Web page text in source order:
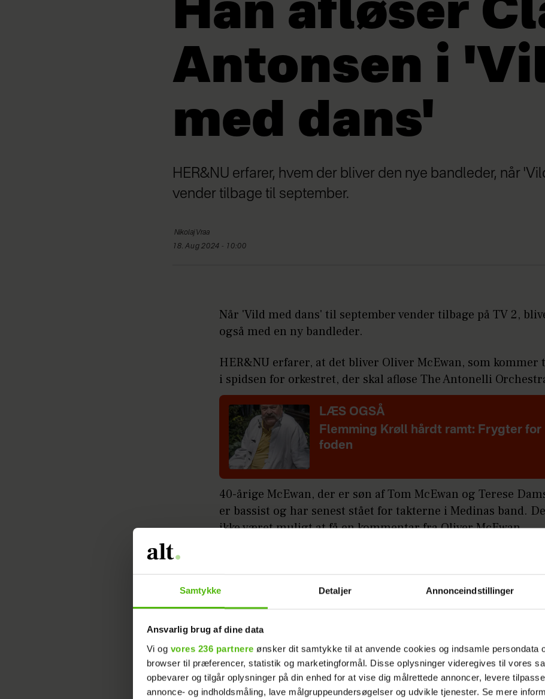
Samtykke Detaljer Annonceindstillinger
Ansvarlig brug af dine data
Vi og vores 236 partnere ønsker dit samtykke til at anvende cookies og indsamle persondata
browser til præferencer, statistik og marketingformål. Disse oplysninger videregives til vores
opbevarer og tilgår oplysninger på din enhed for at vise dig målrettede annoncer, levere
annonce- og indholdsmåling, lave målgruppeundersøgelser og udvikle tjenester. Se mere
Han afløser
Antonsen i
med dans'
HER&NU erfarer, hvem der bliver den nye bandleder, når
vender tilbage til september.
Nikolaj Vraa
18. Aug 2024 - 10:00
Når 'Vild med dans' til september vender tilbage på TV 2,
også med en ny bandleder.
HER&NU erfarer, at det bliver Oliver McEwan, som kommer
i spidsen for orkestret, der skal afløse The Antonelli
LÆS OGSÅ
Flemming Krøll hårdt ramt: Frygter for
foden
40-årige McEwan, der er søn af Tom McEwan og Terese
er bassist og har senest stået for takterne i Medinas band.
ikke været muligt at få en kommentar fra Oliver McEwan.
indbakken
af 'Toppen af poppen'. Så længe den bliver foretaget, må
trommeslageren Claes Antonsen, 61, og The Antonelli
ikke optræde på TV 2.